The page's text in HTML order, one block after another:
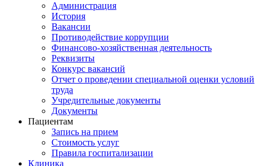
Администрация
История
Вакансии
Противодействие коррупции
Финансово-хозяйственная деятельность
Реквизиты
Конкурс вакансий
Отчет о проведении специальной оценки условий
труда
Учредительные документы
Документы
Пациентам
Запись на прием
Стоимость услуг
Правила госпитализации
Клиника